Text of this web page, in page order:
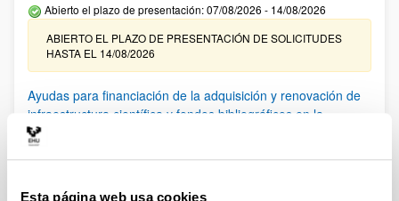
Esta página web usa cookies
Abierto el plazo de presentación: 07/08/2026 - 14/08/2026
ABIERTO EL PLAZO DE PRESENTACIÓN DE SOLICITUDES
HASTA EL 14/08/2026
Ayudas para financiación de la adquisición y renovación de
infraestructura científica y fondos bibliográficos en la
UPV/EHU 2026
solicitudes admitidas y excluidas. 23/03/2026: Relación